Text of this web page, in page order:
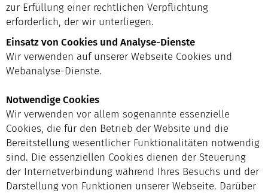
zur Erfüllung einer rechtlichen Verpflichtung
erforderlich, der wir unterliegen.
Einsatz von Cookies und Analyse-Dienste
Wir verwenden auf unserer Webseite Cookies und
Webanalyse-Dienste.
Notwendige Cookies
Wir verwenden vor allem sogenannte essenzielle
Cookies, die für den Betrieb der Website und die
Bereitstellung wesentlicher Funktionalitäten notwendig
sind. Die essenziellen Cookies dienen der Steuerung
der Internetverbindung während Ihres Besuchs und der
Darstellung von Funktionen unserer Webseite. Darüber